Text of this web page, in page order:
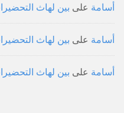
أسامة على بين لهاث
أسامة على بين لهاث
أسامة على بين لهاث